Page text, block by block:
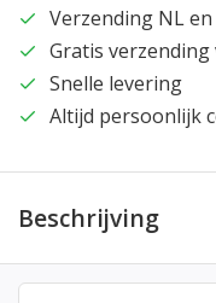
Verzending NL en
Gratis verzending
Snelle levering
Altijd persoonlijk
Beschrijving